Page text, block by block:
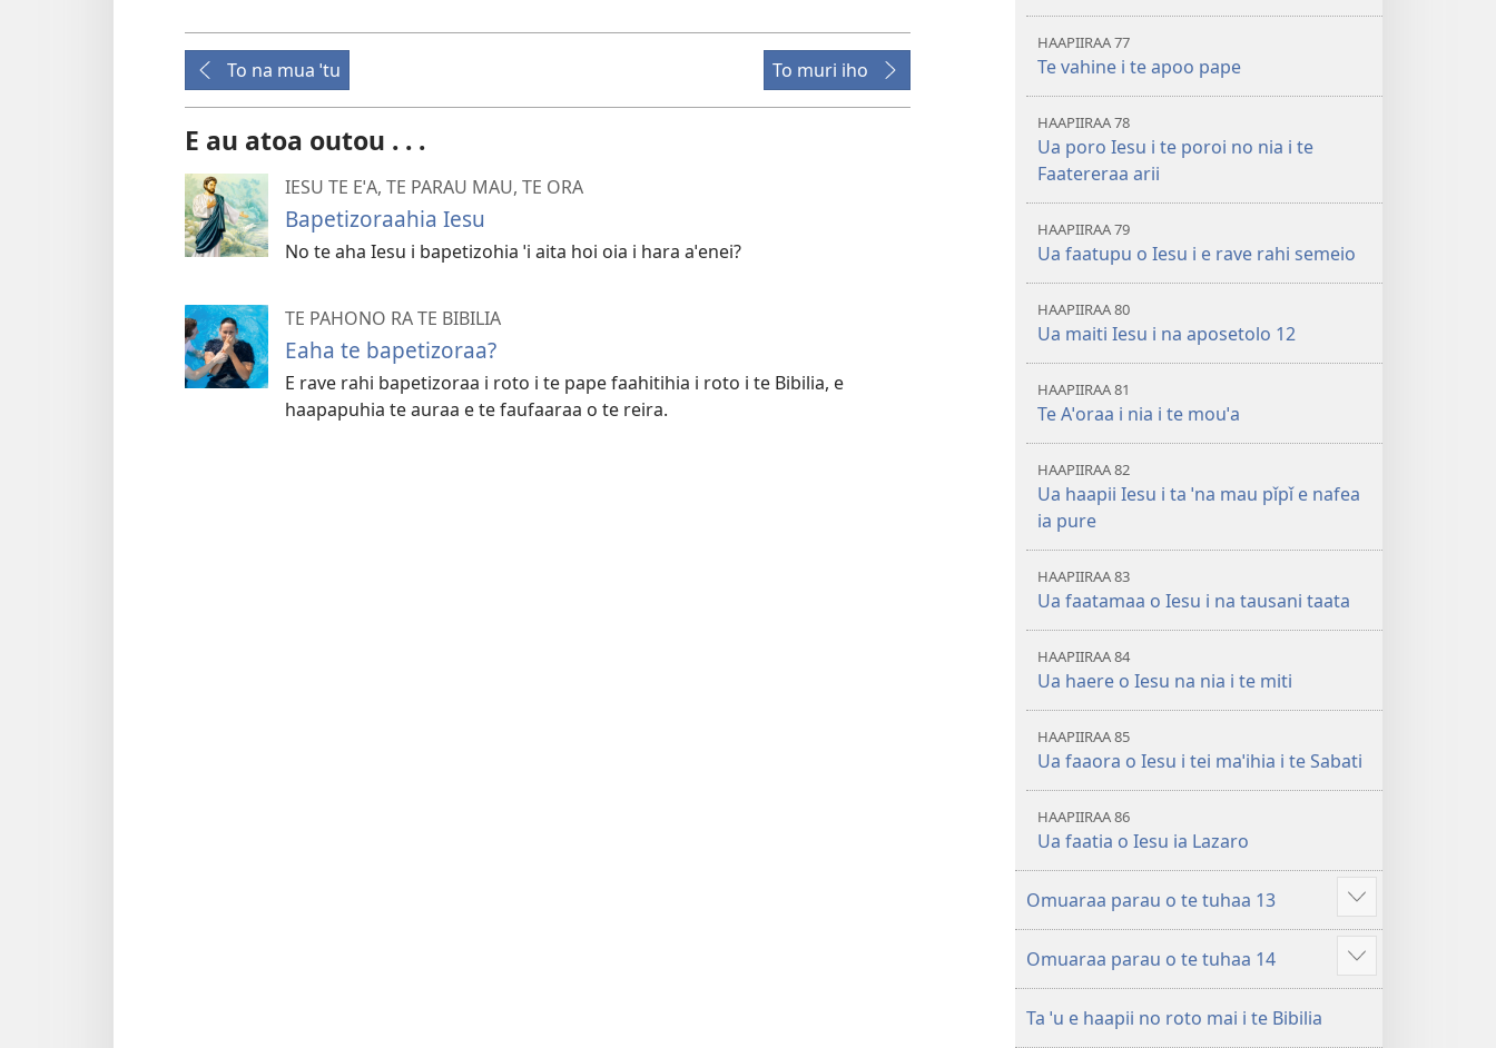
To na mua ˈtu To muri iho
E au atoa outou . . .
IESU TE EˈA, TE PARAU MAU, TE ORA
Bapetizoraahia Iesu
No te aha Iesu i bapetizohia ˈi aita hoi oia i hara aˈenei?
TE PAHONO RA TE BIBILIA
Eaha te bapetizoraa?
E rave rahi bapetizoraa i roto i te pape faahitihia i roto i te Bibilia, e
haapapuhia te auraa e te faufaaraa o te reira.
HAAPIIRAA 77
Te vahine i te apoo pape
HAAPIIRAA 78
Ua poro Iesu i te poroi no nia i te
Faatereraa arii
HAAPIIRAA 79
Ua faatupu o Iesu i e rave rahi semeio
HAAPIIRAA 80
Ua maiti Iesu i na aposetolo 12
HAAPIIRAA 81
Te Aˈoraa i nia i te mouˈa
HAAPIIRAA 82
Ua haapii Iesu i ta ˈna mau pǐpǐ e nafea
ia pure
HAAPIIRAA 83
Ua faatamaa o Iesu i na tausani taata
HAAPIIRAA 84
Ua haere o Iesu na nia i te miti
HAAPIIRAA 85
Ua faaora o Iesu i tei maˈihia i te Sabati
HAAPIIRAA 86
Ua faatia o Iesu ia Lazaro
Omuaraa parau o te tuhaa 13
Hi
ˈo
hau
atu
Omuaraa parau o te tuhaa 14
Hi
ˈo
Ta ˈu e haapii no roto mai i te Bibilia